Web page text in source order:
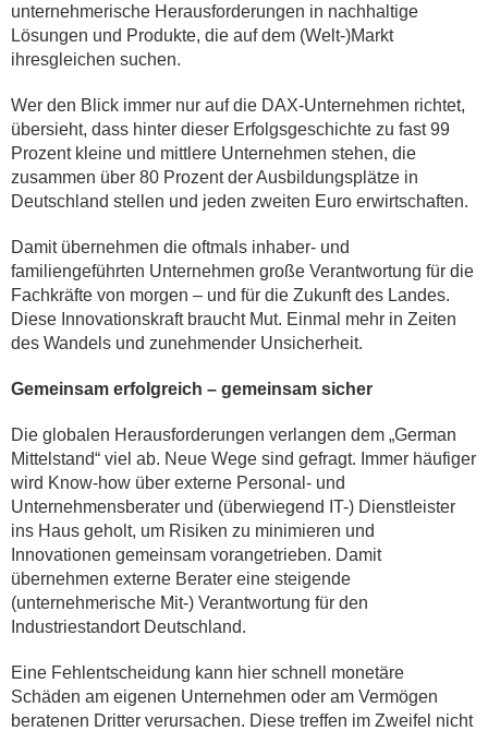
unternehmerische Herausforderungen in nachhaltige
Lösungen und Produkte, die auf dem (Welt-)Markt
ihresgleichen suchen.
Wer den Blick immer nur auf die DAX-Unternehmen richtet,
übersieht, dass hinter dieser Erfolgsgeschichte zu fast 99
Prozent kleine und mittlere Unternehmen stehen, die
zusammen über 80 Prozent der Ausbildungsplätze in
Deutschland stellen und jeden zweiten Euro erwirtschaften.
Damit übernehmen die oftmals inhaber- und
familiengeführten Unternehmen große Verantwortung für die
Fachkräfte von morgen – und für die Zukunft des Landes.
Diese Innovationskraft braucht Mut. Einmal mehr in Zeiten
des Wandels und zunehmender Unsicherheit.
Gemeinsam erfolgreich – gemeinsam sicher
Die globalen Herausforderungen verlangen dem „German
Mittelstand“ viel ab. Neue Wege sind gefragt. Immer häufiger
wird Know-how über externe Personal- und
Unternehmensberater und (überwiegend IT-) Dienstleister
ins Haus geholt, um Risiken zu minimieren und
Innovationen gemeinsam vorangetrieben. Damit
übernehmen externe Berater eine steigende
(unternehmerische Mit-) Verantwortung für den
Industriestandort Deutschland.
Eine Fehlentscheidung kann hier schnell monetäre
Schäden am eigenen Unternehmen oder am Vermögen
beratenen Dritter verursachen. Diese treffen im Zweifel nicht